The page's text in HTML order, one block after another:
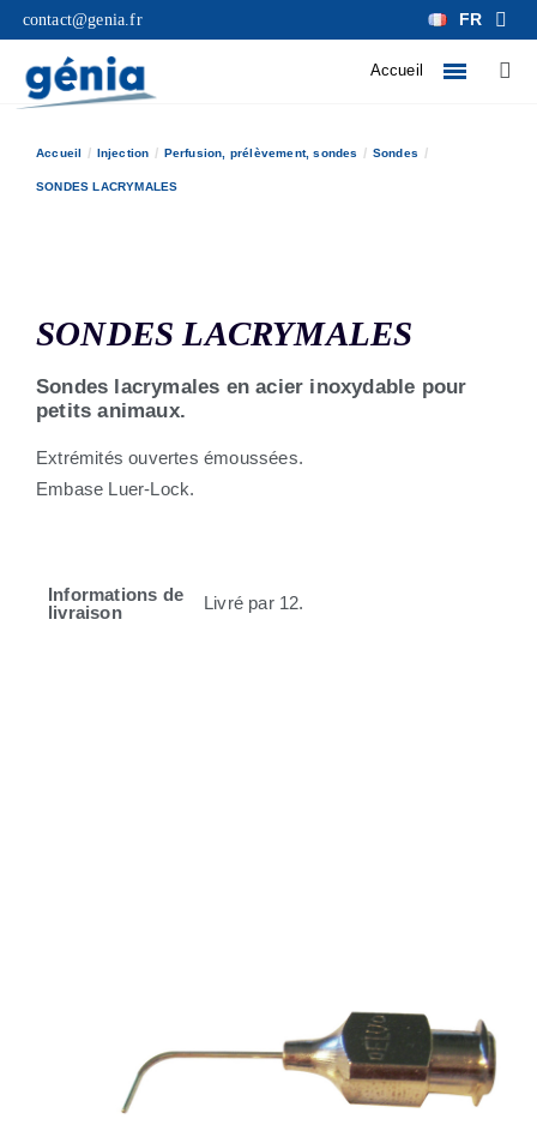
contact@genia.fr FR
Accueil
Accueil Injection Perfusion, prélèvement, sondes Sondes
SONDES LACRYMALES
SONDES LACRYMALES
Sondes lacrymales en acier inoxydable pour
petits animaux.
Extrémités ouvertes émoussées.
Embase Luer-Lock.
Informations de
livraison
Livré par 12.